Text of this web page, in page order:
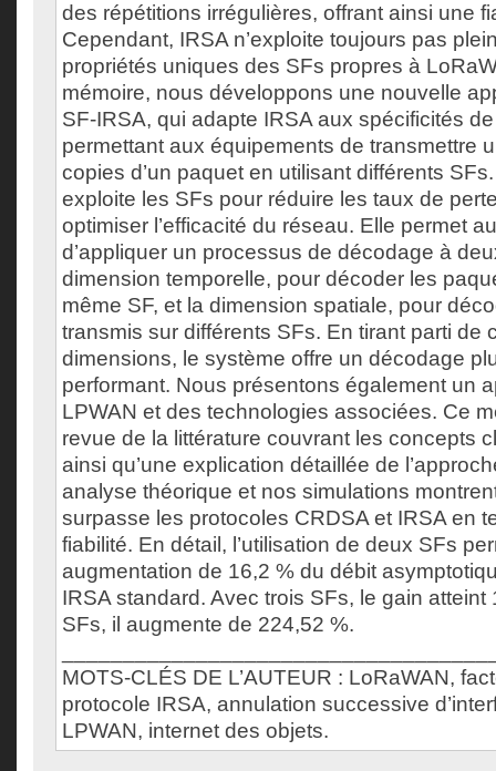
des répétitions irrégulières, offrant ainsi une
Cependant, IRSA n’exploite toujours pas
propriétés uniques des SFs propres à
mémoire, nous développons une nouvelle
SF-IRSA, qui adapte IRSA aux spécificités
permettant aux équipements de transmettre
copies d’un paquet en utilisant différents
exploite les SFs pour réduire les taux de
optimiser l’efficacité du réseau. Elle permet
d’appliquer un processus de décodage à
dimension temporelle, pour décoder les
même SF, et la dimension spatiale, pour
transmis sur différents SFs. En tirant parti de
dimensions, le système offre un décodage
performant. Nous présentons également un
LPWAN et des technologies associées. Ce
revue de la littérature couvrant les concepts
ainsi qu’une explication détaillée de
analyse théorique et nos simulations
surpasse les protocoles CRDSA et IRSA en
fiabilité. En détail, l’utilisation de deux SFs
augmentation de 16,2 % du débit
IRSA standard. Avec trois SFs, le gain atteint
SFs, il augmente de 224,52 %.
MOTS-CLÉS DE L’AUTEUR : LoRaWAN,
protocole IRSA, annulation successive
LPWAN, internet des objets.